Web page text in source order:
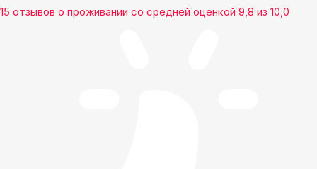
15 отзывов о проживании со средней оценкой 9,8 из 10,0